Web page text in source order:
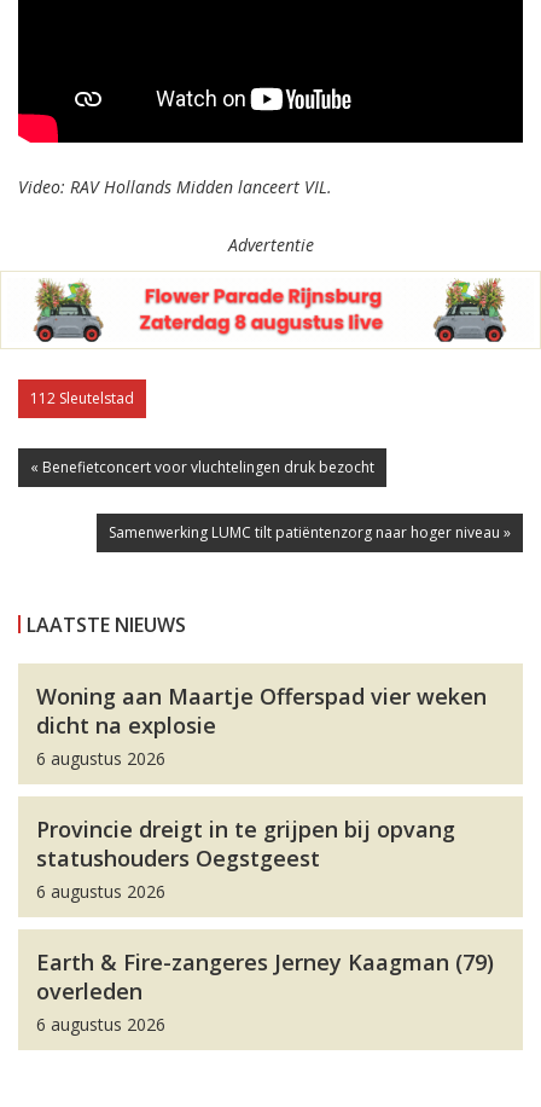
Video: RAV Hollands Midden lanceert VIL.
Advertentie
112 Sleutelstad
« Benefietconcert voor vluchtelingen druk bezocht
Samenwerking LUMC tilt patiëntenzorg naar hoger niveau »
LAATSTE NIEUWS
Woning aan Maartje Offerspad vier weken
dicht na explosie
6 augustus 2026
Provincie dreigt in te grijpen bij opvang
statushouders Oegstgeest
6 augustus 2026
Earth & Fire-zangeres Jerney Kaagman (79)
overleden
6 augustus 2026